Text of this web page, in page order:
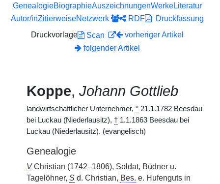
GenealogieBiographieAuszeichnungenWerkeLiteratur
Autor/inZitierweiseNetzwerk RDF
Druckfassung
Druckvorlage
Scan
vorheriger Artikel
folgender Artikel
Koppe, Johann Gottlieb
landwirtschaftlicher Unternehmer, * 21.1.1782 Beesdau
bei Luckau (Niederlausitz), † 1.1.1863 Beesdau bei
Luckau (Niederlausitz). (evangelisch)
Genealogie
VChristian (1742–1806), Soldat, Büdner u.
Tagelöhner, S d. Christian, Bes. e. Hufenguts in